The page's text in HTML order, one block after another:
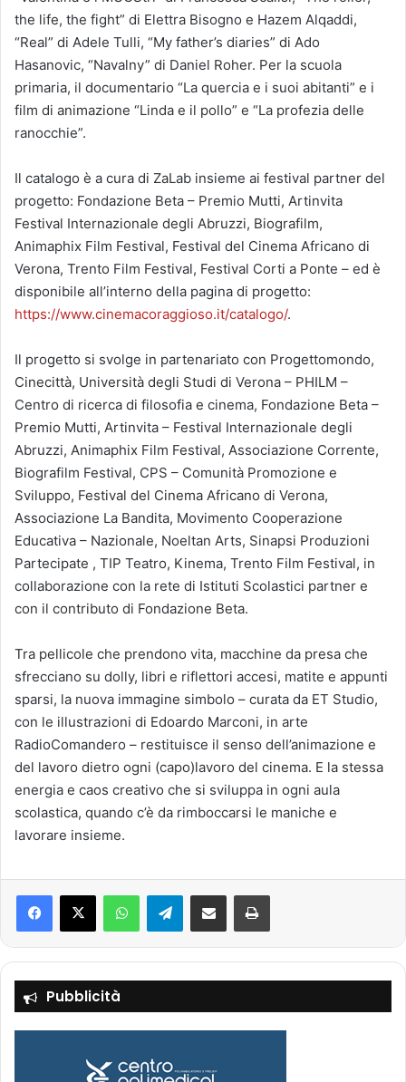
the life, the fight” di Elettra Bisogno e Hazem Alqaddi,
“Real” di Adele Tulli, “My father’s diaries” di Ado
Hasanovic, “Navalny” di Daniel Roher. Per la scuola
primaria, il documentario “La quercia e i suoi abitanti” e i
film di animazione “Linda e il pollo” e “La profezia delle
ranocchie”.
Il catalogo è a cura di ZaLab insieme ai festival partner del
progetto: Fondazione Beta – Premio Mutti, Artinvita
Festival Internazionale degli Abruzzi, Biografilm,
Animaphix Film Festival, Festival del Cinema Africano di
Verona, Trento Film Festival, Festival Corti a Ponte – ed è
disponibile all’interno della pagina di progetto:
https://www.cinemacoraggioso.it/catalogo/.
Il progetto si svolge in partenariato con Progettomondo,
Cinecittà, Università degli Studi di Verona – PHILM –
Centro di ricerca di filosofia e cinema, Fondazione Beta –
Premio Mutti, Artinvita – Festival Internazionale degli
Abruzzi, Animaphix Film Festival, Associazione Corrente,
Biografilm Festival, CPS – Comunità Promozione e
Sviluppo, Festival del Cinema Africano di Verona,
Associazione La Bandita, Movimento Cooperazione
Educativa – Nazionale, Noeltan Arts, Sinapsi Produzioni
Partecipate , TIP Teatro, Kinema, Trento Film Festival, in
collaborazione con la rete di Istituti Scolastici partner e
con il contributo di Fondazione Beta.
Tra pellicole che prendono vita, macchine da presa che
sfrecciano su dolly, libri e riflettori accesi, matite e appunti
sparsi, la nuova immagine simbolo – curata da ET Studio,
con le illustrazioni di Edoardo Marconi, in arte
RadioComandero – restituisce il senso dell’animazione e
del lavoro dietro ogni (capo)lavoro del cinema. E la stessa
energia e caos creativo che si sviluppa in ogni aula
scolastica, quando c’è da rimboccarsi le maniche e
lavorare insieme.
Telegram
Pubblicità